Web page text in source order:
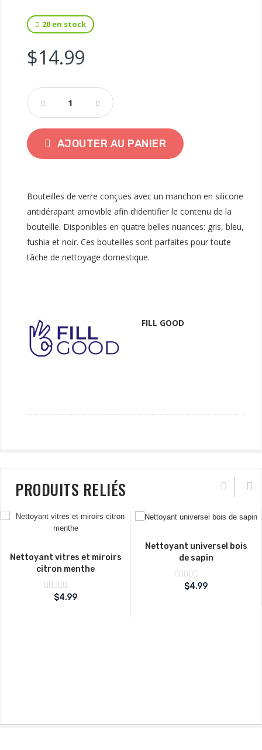
20 en stock
$14.99
AJOUTER AU PANIER
Bouteilles de verre conçues avec un manchon en silicone
antidérapant amovible afin d’identifier le contenu de la
bouteille. Disponibles en quatre belles nuances: gris, bleu,
fushia et noir. Ces bouteilles sont parfaites pour toute
tâche de nettoyage domestique.
FILL GOOD
PRODUITS RELIÉS
Nettoyant vitres et miroirs
citron menthe
Note
sur
$4.99
Nettoyant universel bois
de sapin
Note
sur
$4.99